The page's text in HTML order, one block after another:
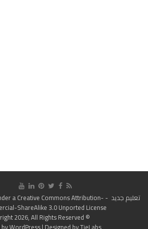
تعليم جديد - This work is licensed under a
Creative Commons Attribution-
ShareAlike 3.0 Unported License
© Copyright 2026, All Rights Reserved